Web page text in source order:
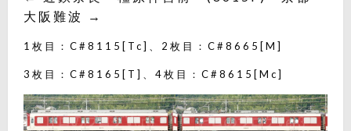
大阪難波 →
1枚目：C#8115[Tc]、2枚目：C#8665[M]
3枚目：C#8165[T]、4枚目：C#8615[Mc]